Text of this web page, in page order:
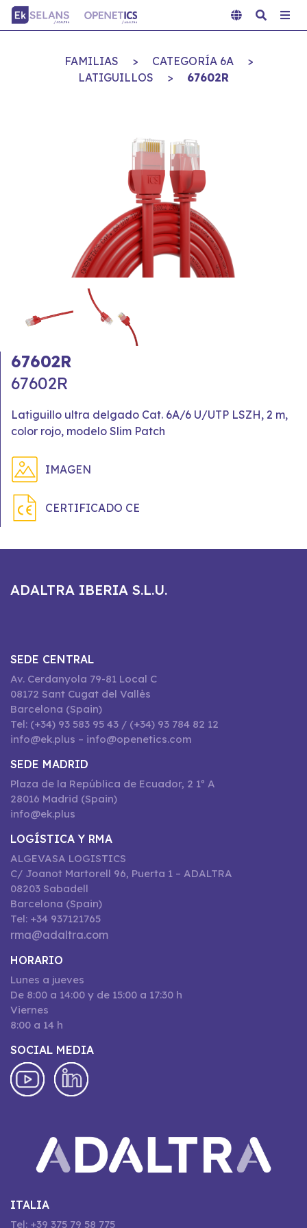
FAMILIAS > CATEGORÍA 6A
>
LATIGUILLOS
> 67602R
67602R
67602R
Latiguillo ultra delgado Cat. 6A/6 U/UTP LSZH, 2 m,
color rojo, modelo Slim Patch
IMAGEN
CERTIFICADO CE
ADALTRA IBERIA S.L.U.
SEDE CENTRAL
Av. Cerdanyola 79-81 Local C
08172 Sant Cugat del Vallès
Barcelona (Spain)
Tel: (+34) 93 583 95 43 / (+34) 93 784 82 12
info@ek.plus – info@openetics.com
SEDE MADRID
Plaza de la República de Ecuador, 2 1º A
28016 Madrid (Spain)
info@ek.plus
LOGÍSTICA Y RMA
ALGEVASA LOGISTICS
C/ Joanot Martorell 96, Puerta 1 – ADALTRA
08203 Sabadell
Barcelona (Spain)
Tel: +34 937121765
rma@adaltra.com
HORARIO
Lunes a jueves
De 8:00 a 14:00 y de 15:00 a 17:30 h
Viernes
8:00 a 14 h
SOCIAL MEDIA
ITALIA
Tel: +39 375 79 58 775